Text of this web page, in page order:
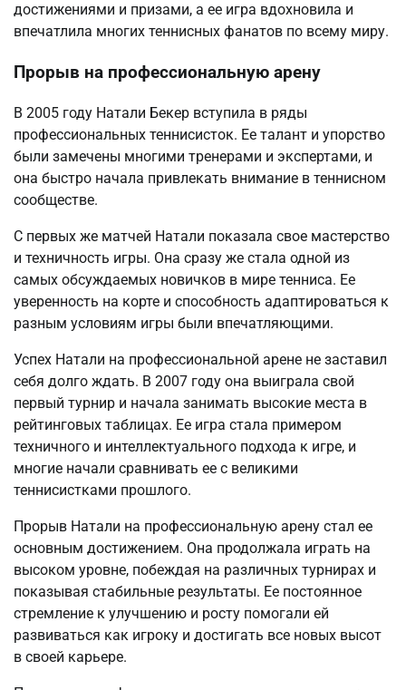
достижениями и призами, а ее игра вдохновила и
впечатлила многих теннисных фанатов по всему миру.
Прорыв на профессиональную арену
В 2005 году Натали Бекер вступила в ряды
профессиональных теннисисток. Ее талант и упорство
были замечены многими тренерами и экспертами, и
она быстро начала привлекать внимание в теннисном
сообществе.
С первых же матчей Натали показала свое мастерство
и техничность игры. Она сразу же стала одной из
самых обсуждаемых новичков в мире тенниса. Ее
уверенность на корте и способность адаптироваться к
разным условиям игры были впечатляющими.
Успех Натали на профессиональной арене не заставил
себя долго ждать. В 2007 году она выиграла свой
первый турнир и начала занимать высокие места в
рейтинговых таблицах. Ее игра стала примером
техничного и интеллектуального подхода к игре, и
многие начали сравнивать ее с великими
теннисистками прошлого.
Прорыв Натали на профессиональную арену стал ее
основным достижением. Она продолжала играть на
высоком уровне, побеждая на различных турнирах и
показывая стабильные результаты. Ее постоянное
стремление к улучшению и росту помогали ей
развиваться как игроку и достигать все новых высот
в своей карьере.